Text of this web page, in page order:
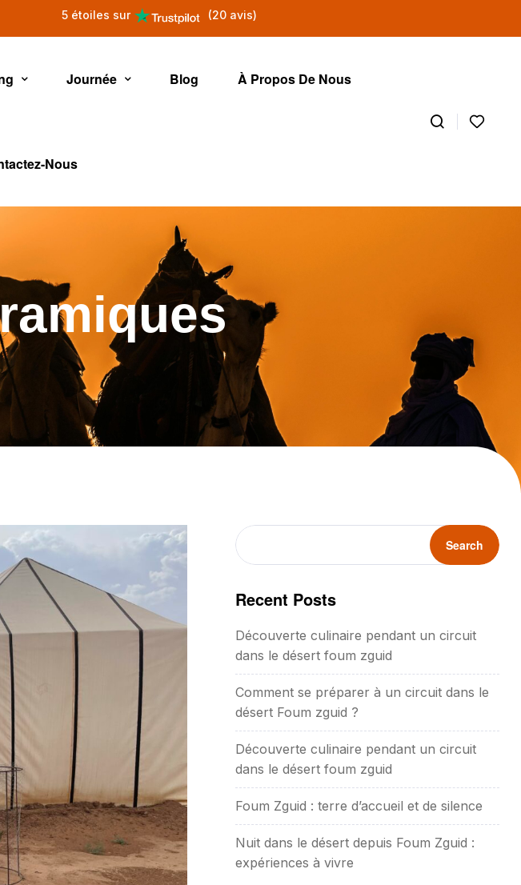
5 étoiles sur (20 avis)
Journée Blog À Propos De Nous
Nous
Search
Recent Posts
Découverte culinaire pendant un circuit
dans le désert foum zguid
Comment se préparer à un circuit dans le
désert Foum zguid ?
Découverte culinaire pendant un circuit
dans le désert foum zguid
Foum Zguid : terre d’accueil et de silence
Nuit dans le désert depuis Foum Zguid :
expériences à vivre